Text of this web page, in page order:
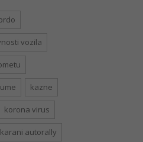
vozila
kazne
korona virus
autorally